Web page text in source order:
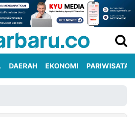
DAERAH EKONOMI PARIWISATA